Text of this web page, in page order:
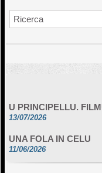
13/07/2026
11/06/2026
DA SCIMULÌ